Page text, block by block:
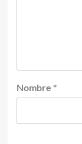
Nombre *